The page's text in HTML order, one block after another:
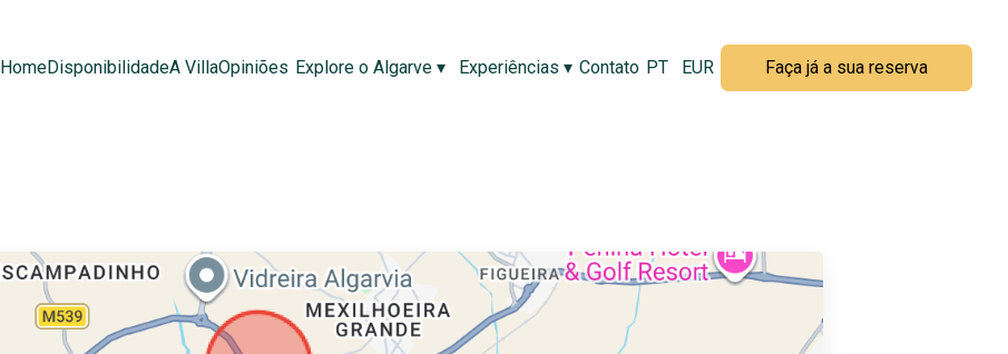
HomeDisponibilidadeA VillaOpiniões Explore o Algarve ▾ Experiências ▾ Contato PT EUR Faça já a sua reserva